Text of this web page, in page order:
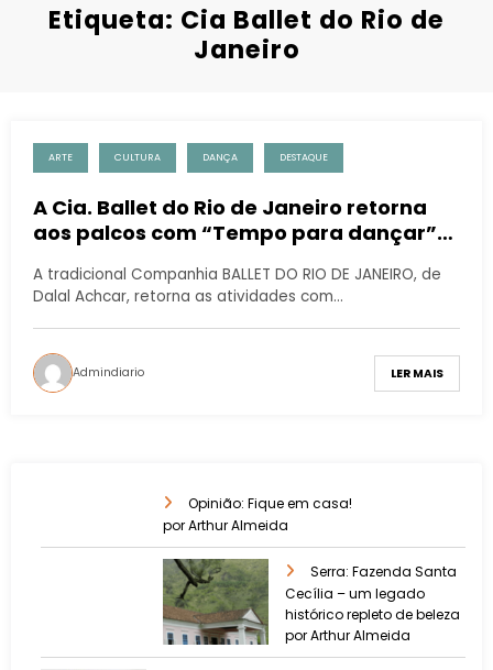
Etiqueta: Cia Ballet do Rio de
Janeiro
ARTE CULTURA DANÇA DESTAQUE
A Cia. Ballet do Rio de Janeiro retorna
aos palcos com “Tempo para dançar”
A tradicional Companhia BALLET DO RIO DE JANEIRO, de
Dalal Achcar, retorna as atividades com…
Admindiario LER MAIS
Opinião: Fique em casa!
por Arthur Almeida
Serra: Fazenda Santa
Cecília – um legado
histórico repleto de beleza
por Arthur Almeida